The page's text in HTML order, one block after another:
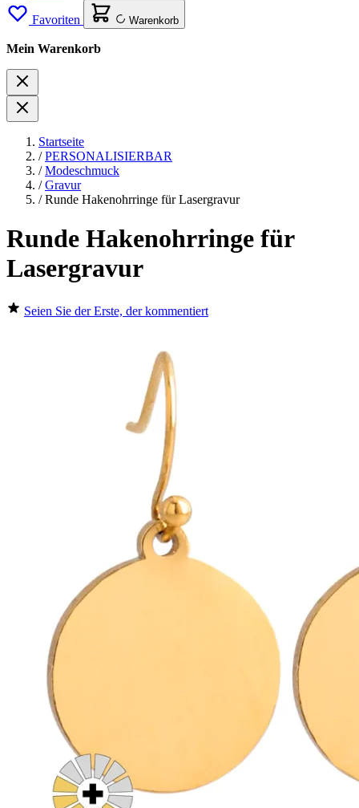
Favoriten Warenkorb
Mein Warenkorb
Startseite
/ PERSONALISIERBAR
/ Modeschmuck
/ Gravur
/ Runde Hakenohrringe für Lasergravur
Runde Hakenohrringe für
Lasergravur
Seien Sie der Erste, der kommentiert